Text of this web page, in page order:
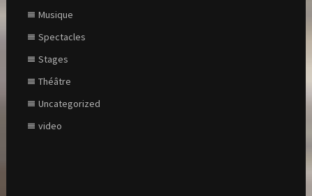
Musique
Spectacles
Stages
Théâtre
Uncategorized
video